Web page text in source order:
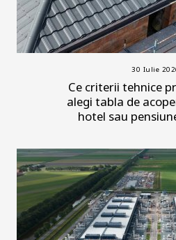
30 Iulie
Ce criterii tehnice
alegi tabla de
hotel sau